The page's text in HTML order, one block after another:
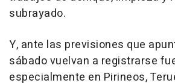
subrayado.
Y, ante las previsiones que
sábado vuelvan a registrarse
especialmente en Pirineos,